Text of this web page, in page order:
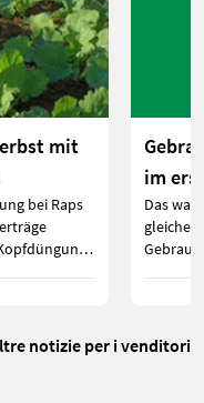
mit
bei Raps
im
Das
gleichen
notizie per i venditori